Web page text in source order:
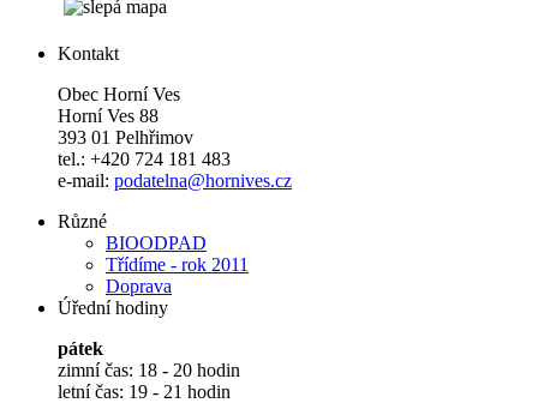
Kontakt
Obec Horní Ves
Horní Ves 88
393 01 Pelhřimov
tel.: +420 724 181 483
e-mail: podatelna@hornives.cz
Různé
BIOODPAD
Třídíme - rok 2011
Doprava
Úřední hodiny
pátek
zimní čas: 18 - 20 hodin
letní čas: 19 - 21 hodin